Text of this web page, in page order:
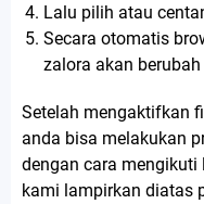
Lalu pilih atau
Secara otomatis
zalora akan
Setelah mengaktifkan
anda bisa melakukan
dengan cara
kami lampirkan diatas